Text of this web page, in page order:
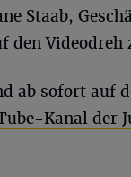
Staab,
den Videodreh
ab sofort auf
Kanal der